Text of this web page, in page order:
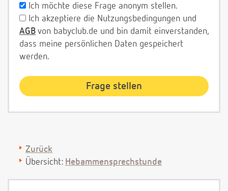
Ich möchte diese Frage anonym stellen.
Ich akzeptiere die Nutzungsbedingungen und
AGB von babyclub.de und bin damit einverstanden,
dass meine persönlichen Daten gespeichert
werden.
Zurück
Übersicht: Hebammensprechstunde